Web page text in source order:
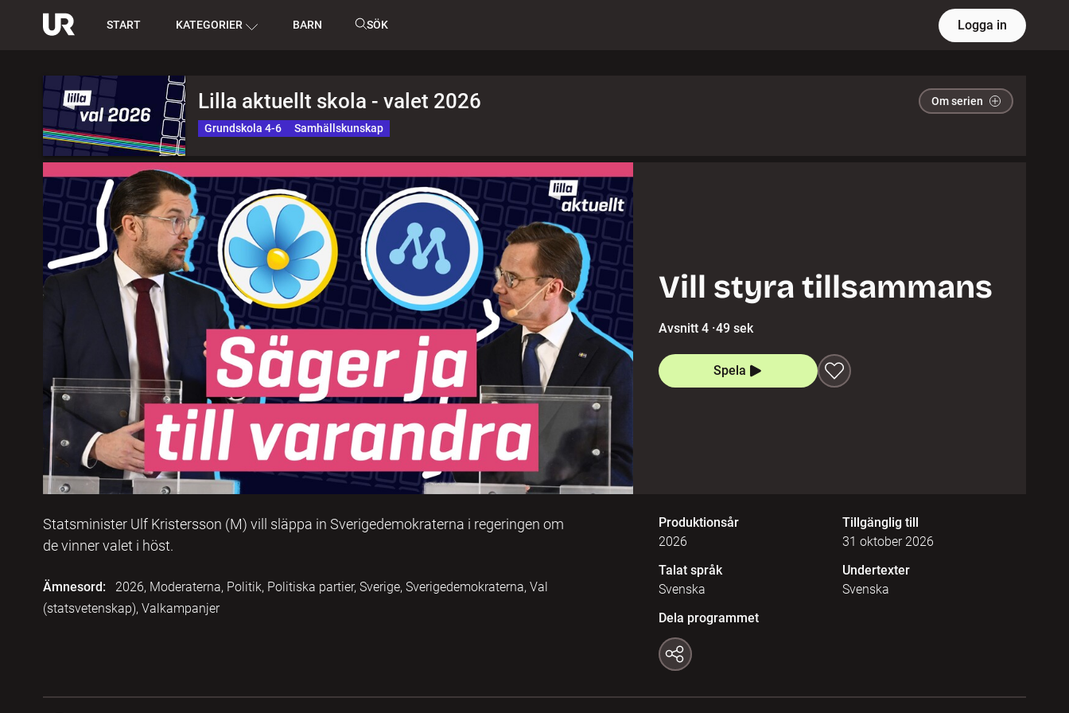
START KATEGORIER BARN SÖK Logga in
Lilla aktuellt skola - valet 2026 Om serien
Grundskola 4-6 Samhällskunskap
Vill styra tillsammans
Avsnitt 4 ·49 sek
Spela
Statsminister Ulf Kristersson (M) vill släppa in Sverigedemokraterna i regeringen om
de vinner valet i höst.
Ämnesord:
2026, Moderaterna, Politik, Politiska partier, Sverige, Sverigedemokraterna, Val
(statsvetenskap), Valkampanjer
Produktionsår
2026
Tillgänglig till
31 oktober 2026
Talat språk
Svenska
Undertexter
Svenska
Dela programmet